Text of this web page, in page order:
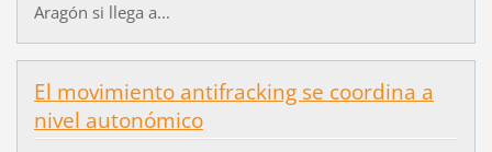
Aragón si llega a...
El movimiento antifracking se coordina a
nivel autonómico